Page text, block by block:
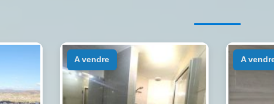
a vendre a